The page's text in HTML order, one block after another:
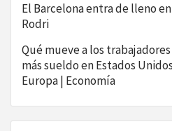
El Barcelona entra de lleno
Rodri
Qué mueve a los
más sueldo en Estados
Europa | Economía